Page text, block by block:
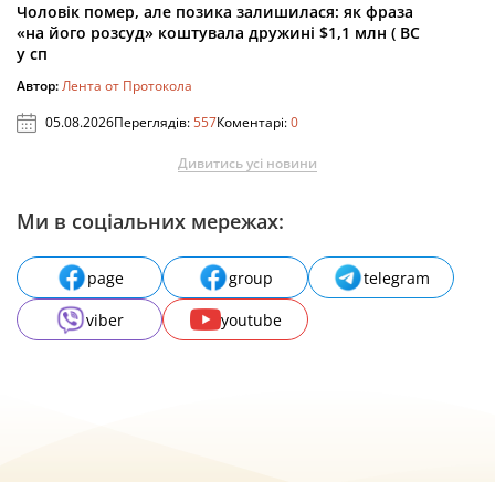
Чоловік помер, але позика залишилася: як фраза
«на його розсуд» коштувала дружині $1,1 млн ( ВС
у сп
Автор:Лента от Протокола
05.08.2026Переглядів:557Коментарі:0
Дивитись усі новини
Ми в соціальних мережах:
page group
telegram
viber
youtube